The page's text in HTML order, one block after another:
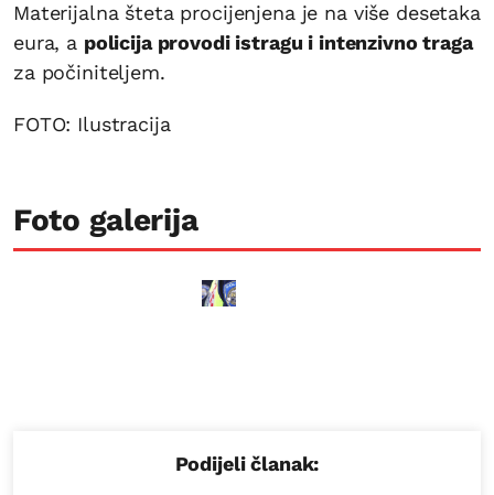
Materijalna šteta procijenjena je na više desetaka
eura, a policija provodi istragu i intenzivno traga
za počiniteljem.
FOTO: Ilustracija
Foto galerija
Podijeli članak: